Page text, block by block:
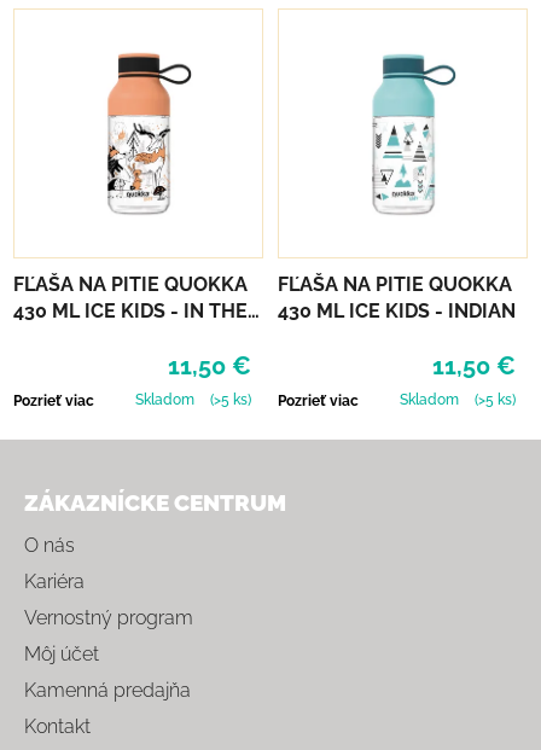
FĽAŠA NA PITIE QUOKKA
430 ML ICE KIDS - IN THE
11,50 €
Pozrieť viac Skladom (>5 ks)
FĽAŠA NA PITIE QUOKKA
430 ML ICE KIDS - INDIAN
11,50 €
Pozrieť viac Skladom (>5 ks)
ZÁKAZNÍCKE CENTRUM
O nás
Kariéra
Vernostný program
Môj účet
Kamenná predajňa
Kontakt